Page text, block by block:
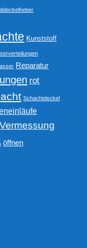
Kunststoff
Reparatur
rot
Schachtdeckel
Vermessung
öffnen